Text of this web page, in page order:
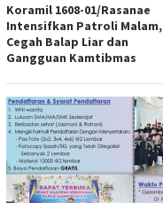
Koramil 1608-01/Rasanae
Intensifkan Patroli Malam,
Cegah Balap Liar dan
Gangguan Kamtibmas